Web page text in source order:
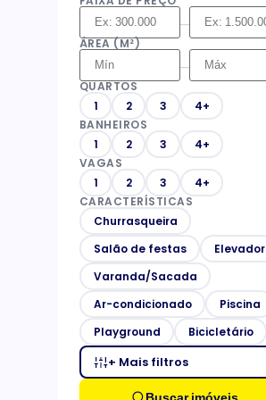
–
ÁREA (M²)
–
QUARTOS
1
2 3
4+
BANHEIROS
1
2 3
4+
VAGAS
1
2 3
4+
CARACTERÍSTICAS
Churrasqueira
Salão de festas
Elevador
Varanda/Sacada
Ar-condicionado
Piscina
Playground
Bicicletário
+ Mais filtros